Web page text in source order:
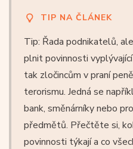
TIP NA ČLÁNEK
Tip: Řada podnikatelů,
plnit povinnosti
tak zločincům v praní
terorismu. Jedná se
bank, směnárníky nebo
předmětů. Přečtěte si,
povinnosti týkají a co